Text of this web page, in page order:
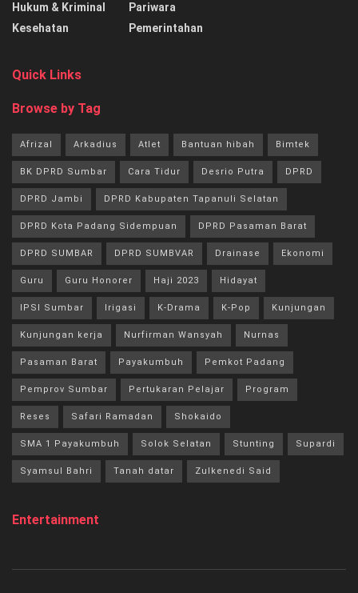
Hukum & Kriminal
Kesehatan
Pariwara
Pemerintahan
Quick Links
Browse by Tag
Afrizal Arkadius Atlet Bantuan hibah Bimtek
BK DPRD Sumbar Cara Tidur Desrio Putra DPRD
DPRD Jambi DPRD Kabupaten Tapanuli Selatan
DPRD Kota Padang Sidempuan DPRD Pasaman Barat
DPRD SUMBAR DPRD SUMBVAR Drainase Ekonomi
Guru Guru Honorer Haji 2023 Hidayat
IPSI Sumbar Irigasi K-Drama K-Pop Kunjungan
Kunjungan kerja Nurfirman Wansyah Nurnas
Pasaman Barat Payakumbuh Pemkot Padang
Pemprov Sumbar Pertukaran Pelajar Program
Reses Safari Ramadan Shokaido
SMA 1 Payakumbuh Solok Selatan Stunting Supardi
Syamsul Bahri Tanah datar Zulkenedi Said
Entertainment